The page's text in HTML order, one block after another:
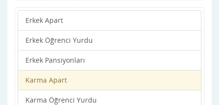
Erkek Apart
Erkek Öğrenci Yurdu
Erkek Pansiyonları
Karma Apart
Karma Öğrenci Yurdu